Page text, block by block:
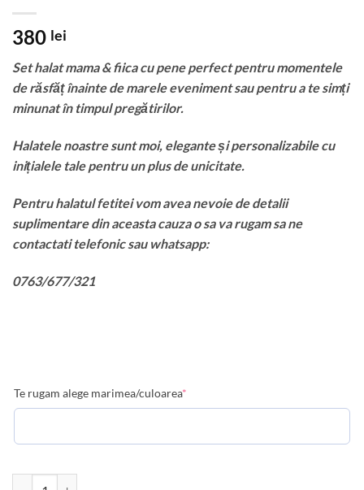
380 lei
Set halat mama & fiica cu pene perfect pentru momentele
de răsfăț înainte de marele eveniment sau pentru a te simți
minunat în timpul pregătirilor.
Halatele noastre sunt moi, elegante și personalizabile cu
inițialele tale pentru un plus de unicitate.
Pentru halatul fetitei vom avea nevoie de detalii
suplimentare din aceasta cauza o sa va rugam sa ne
contactati telefonic sau whatsapp:
0763/677/321
Te rugam alege marimea/culoarea*